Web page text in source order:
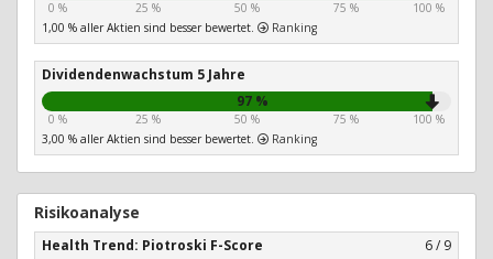
0 % 25 % 50 % 75 %
100 %
1,00 % aller Aktien sind besser bewertet.
Ranking
Dividendenwachstum 5 Jahre
97 %
0 % 25 % 50 % 75 %
100 %
3,00 % aller Aktien sind besser bewertet.
Ranking
Risikoanalyse
Health Trend: Piotroski F-Score 6 / 9